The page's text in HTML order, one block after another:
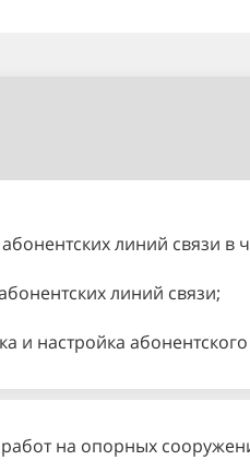
линий связи в
линий связи;
и настройка
на опорных